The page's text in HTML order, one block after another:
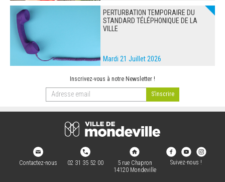
PERTURBATION TEMPORAIRE DU
STANDARD TÉLÉPHONIQUE DE LA
VILLE
Mardi 21 Juillet 2026
Inscrivez-vous à notre Newsletter !
Contactez-nous 02 31 35 52 00
5 rue Chapron
14120 Mondeville
Suivez-nous !